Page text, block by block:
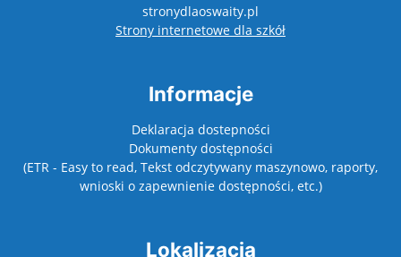
stronydlaoswaity.pl
Strony internetowe dla szkółotwiera się w
Informacje
Deklaracja dostepności
Dokumenty dostępności
(ETR - Easy to read, Tekst odczytywany maszynowo, raporty,
wnioski o zapewnienie dostępności, etc.)
Lokalizacja